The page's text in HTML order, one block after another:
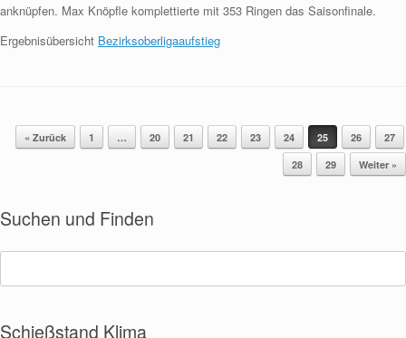
anknüpfen. Max Knöpfle komplettierte mit 353 Ringen das Saisonfinale.
Ergebnisübersicht Bezirksoberligaaufstieg
Beitragsnavigation
« Zurück 1 … 20 21 22 23 24 25 26
27
28
29 Weiter »
Suchen und Finden
Suchen
Schießstand Klima